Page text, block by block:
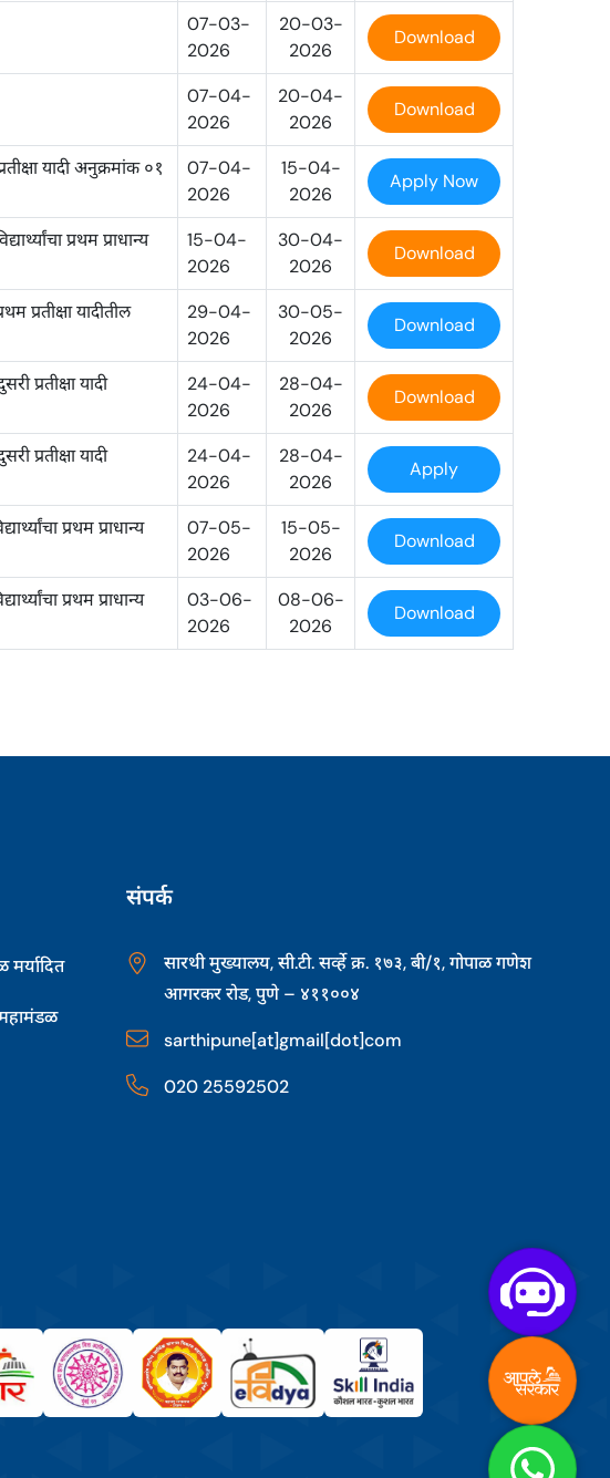
07-03-
2026
20-03-
2026
Download
07-04-
2026
20-04-
2026
Download
यादी अनुक्रमांक ०१
07-04-
2026
15-04-
2026
Apply Now
प्रथम प्राधान्य
15-04-
2026
30-04-
2026
Download
प्रतीक्षा यादीतील
29-04-
2026
30-05-
2026
Download
प्रतीक्षा यादी
24-04-
2026
28-04-
2026
Download
प्रतीक्षा यादी
24-04-
2026
28-04-
2026
Apply
प्रथम प्राधान्य
07-05-
2026
15-05-
2026
Download
प्रथम प्राधान्य
03-06-
2026
08-06-
2026
Download
महामंडळ
संपर्क
सारथी मुख्यालय, सी.टी. सर्व्हे क्र. १७३, बी/१, गोपाळ गणेश
आगरकर रोड, पुणे – ४११००४
sarthipune[at]gmail[dot]com
020 25592502